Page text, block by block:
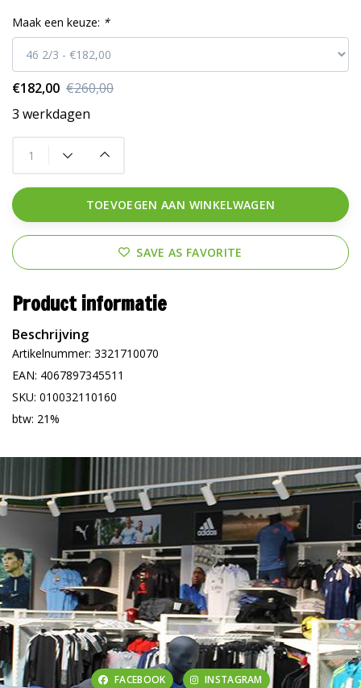
Maak een keuze: *
€182,00 €260,00
3 werkdagen
TOEVOEGEN AAN WINKELWAGEN
SAVE AS FAVORITE
Product informatie
Beschrijving
Artikelnummer: 3321710070
EAN: 4067897345511
SKU: 010032110160
btw: 21%
FACEBOOK INSTAGRAM